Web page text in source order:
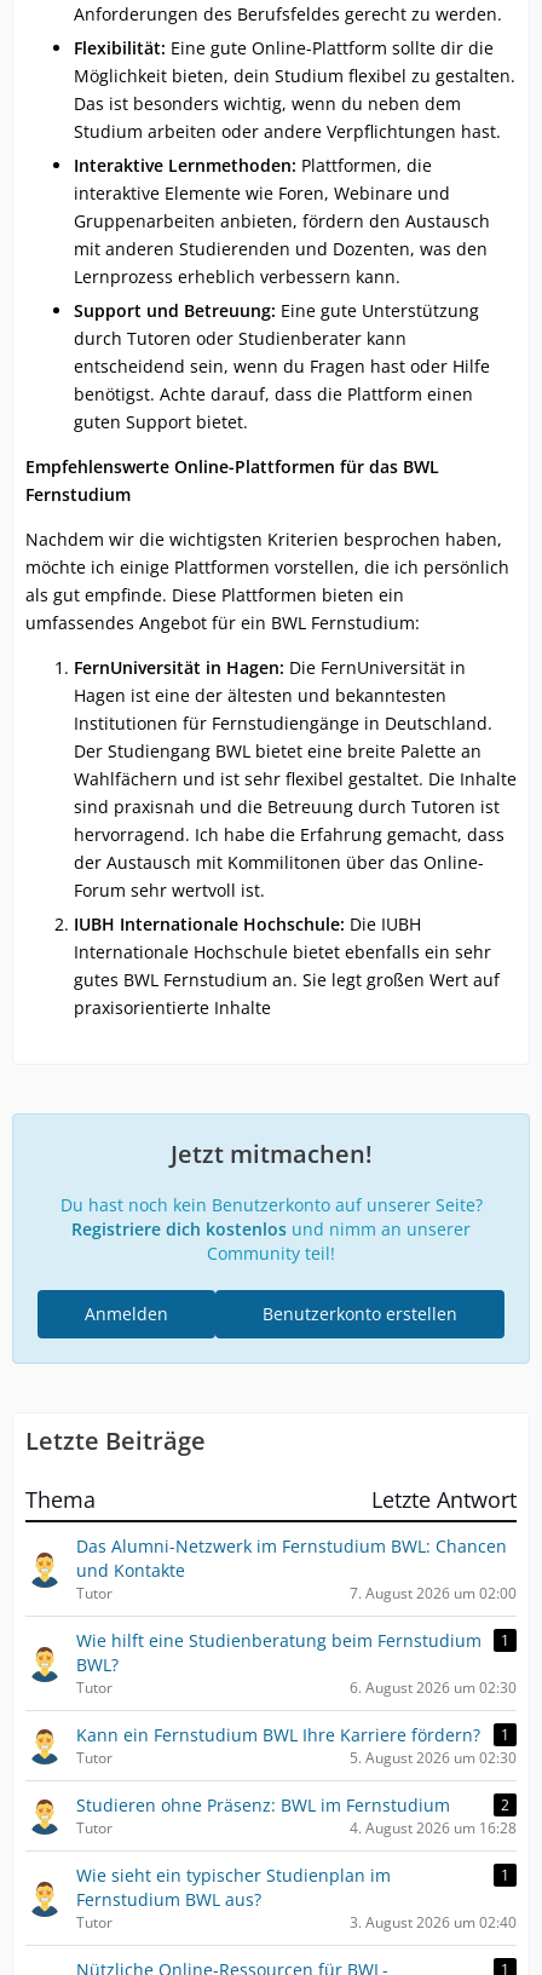
Anforderungen des Berufsfeldes gerecht zu werden.
Flexibilität: Eine gute Online-Plattform sollte dir die
Möglichkeit bieten, dein Studium flexibel zu gestalten.
Das ist besonders wichtig, wenn du neben dem
Studium arbeiten oder andere Verpflichtungen hast.
Interaktive Lernmethoden: Plattformen, die
interaktive Elemente wie Foren, Webinare und
Gruppenarbeiten anbieten, fördern den Austausch
mit anderen Studierenden und Dozenten, was den
Lernprozess erheblich verbessern kann.
Support und Betreuung: Eine gute Unterstützung
durch Tutoren oder Studienberater kann
entscheidend sein, wenn du Fragen hast oder Hilfe
benötigst. Achte darauf, dass die Plattform einen
guten Support bietet.
Empfehlenswerte Online-Plattformen für das BWL
Fernstudium
Nachdem wir die wichtigsten Kriterien besprochen haben,
möchte ich einige Plattformen vorstellen, die ich persönlich
als gut empfinde. Diese Plattformen bieten ein
umfassendes Angebot für ein BWL Fernstudium:
FernUniversität in Hagen: Die FernUniversität in
Hagen ist eine der ältesten und bekanntesten
Institutionen für Fernstudiengänge in Deutschland.
Der Studiengang BWL bietet eine breite Palette an
Wahlfächern und ist sehr flexibel gestaltet. Die Inhalte
sind praxisnah und die Betreuung durch Tutoren ist
hervorragend. Ich habe die Erfahrung gemacht, dass
der Austausch mit Kommilitonen über das Online-
Forum sehr wertvoll ist.
IUBH Internationale Hochschule: Die IUBH
Internationale Hochschule bietet ebenfalls ein sehr
gutes BWL Fernstudium an. Sie legt großen Wert auf
praxisorientierte Inhalte
Jetzt mitmachen!
Du hast noch kein Benutzerkonto auf unserer Seite?
Registriere dich kostenlos und nimm an unserer
Community teil!
Benutzerkonto erstellen
Anmelden
Letzte Beiträge
Thema Letzte Antwort
Das Alumni-Netzwerk im Fernstudium BWL: Chancen
und Kontakte
Tutor 7. August 2026 um 02:00
Wie hilft eine Studienberatung beim Fernstudium
BWL?
1
Tutor 6. August 2026 um 02:30
Kann ein Fernstudium BWL Ihre Karriere fördern?
1
Tutor
5. August 2026 um 02:30
Studieren ohne Präsenz: BWL im Fernstudium
2
Tutor
4. August 2026 um 16:28
Wie sieht ein typischer Studienplan im
Fernstudium BWL aus?
1
Tutor 3. August 2026 um 02:40
Nützliche Online-Ressourcen für BWL- 1